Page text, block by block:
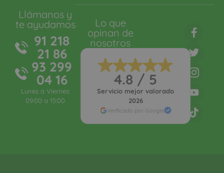
Lo que
opinan de
nosotros
4.8 / 5
Servicio mejor valorado
2026
Verificado por Google
Llámanos y
te ayudamos
91 218
21 86
93 299
04 16
Lunes a Viernes:
09:00 a 15:00